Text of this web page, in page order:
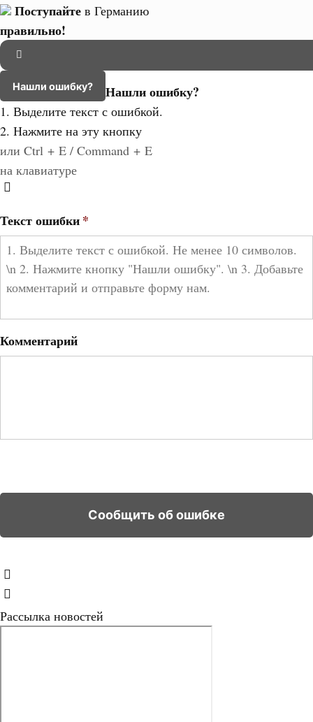
Поступайте в Германию
правильно!
Нашли ошибку? Нашли ошибку?
1. Выделите текст с ошибкой.
2. Нажмите на эту кнопку
или Ctrl + E / Command + E
на клавиатуре
Текст ошибки*
Комментарий
Рассылка новостей